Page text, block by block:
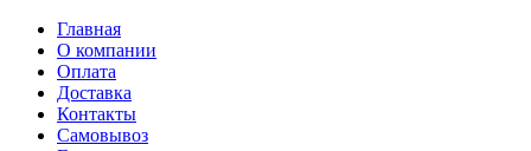
Главная
О компании
Оплата
Доставка
Контакты
Самовывоз